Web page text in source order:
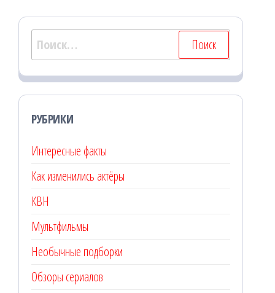
Найти:
РУБРИКИ
Интересные факты
Как изменились актёры
КВН
Мультфильмы
Необычные подборки
Обзоры сериалов